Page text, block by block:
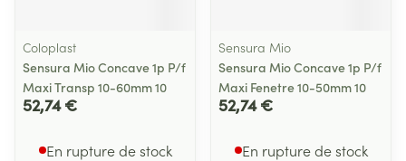
Coloplast
Sensura Mio Concave 1p P/f
Maxi Transp 10-60mm 10
52,74 €
En rupture de stock
Sensura Mio
Sensura Mio Concave 1p P/f
Maxi Fenetre 10-50mm 10
52,74 €
En rupture de stock